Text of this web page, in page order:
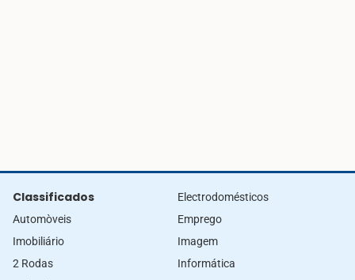
Classificados
Automòveis
Imobiliário
2 Rodas
Electrodomésticos
Emprego
Imagem
Informática